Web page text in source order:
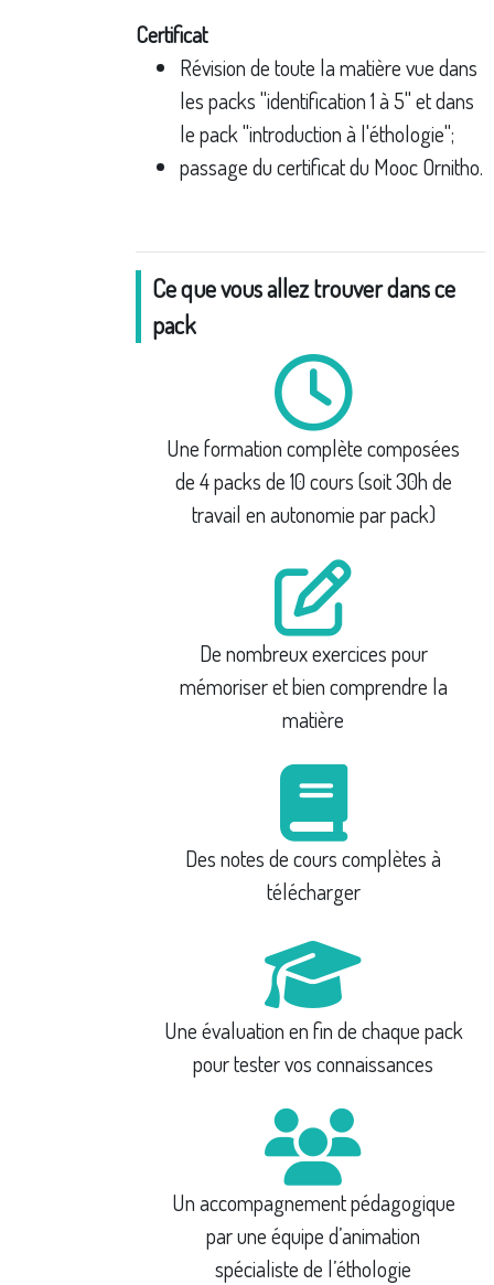
Certificat
Révision de toute la matière vue dans
les packs "identification 1 à 5" et dans
le pack "introduction à l'éthologie";
passage du certificat du Mooc Ornitho.
Ce que vous allez trouver dans ce
pack
Une formation complète composées
de 4 packs de 10 cours (soit 30h de
travail en autonomie par pack)
De nombreux exercices pour
mémoriser et bien comprendre la
matière
Des notes de cours complètes à
télécharger
Une évaluation en fin de chaque pack
pour tester vos connaissances
Un accompagnement pédagogique
par une équipe d’animation
spécialiste de l’éthologie